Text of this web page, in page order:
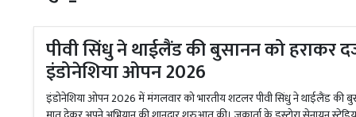
पीवी सिंधु ने थाईलैंड की बुसानन को हराकर
इंडोनेशिया ओपन 2026
इंडोनेशिया ओपन 2026 में मंगलवार को भारतीय शटलर पीवी सिंधु ने थाईलैंड की